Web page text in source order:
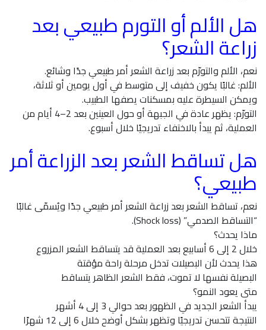
هل الألم أو التورم طبيعي بعد
زراعة الشعر؟
نعم، الألم والتورّم بعد زراعة الشعر أمر طبيعي جدًا وشائع.
الألم: غالبًا يكون خفيف إلى متوسط في أول يومين أو ثلاثة،
ويمكن السيطرة عليه بمسكنات يصفها الطبيب.
التورّم: يظهر عادة في الجبهة أو حول العينين بعد 2–4 أيام من
العملية، ثم يبدأ بالاختفاء تدريجيًا خلال أسبوع.
هل تساقط الشعر بعد الزراعة أمر
طبيعي؟
نعم، تساقط الشعر بعد زراعة الشعر أمر طبيعي جدًا ويُسمّى غالبًا
“التساقط الصدمي” (Shock loss).
ماذا يحدث؟
خلال 2 إلى 6 أسابيع بعد العملية قد يتساقط الشعر المزروع
هذا يحدث لأن البصيلات تدخل مرحلة راحة مؤقتة
البصيلة نفسها لا تموت، فقط الشعر الظاهر يتساقط
متى يعود النمو؟
يبدأ الشعر الجديد في الظهور بعد حوالي 3 إلى 4 أشهر
النتيجة تتحسن تدريجيًا وتظهر بشكل أوضح خلال 6 إلى 12 شهرًا